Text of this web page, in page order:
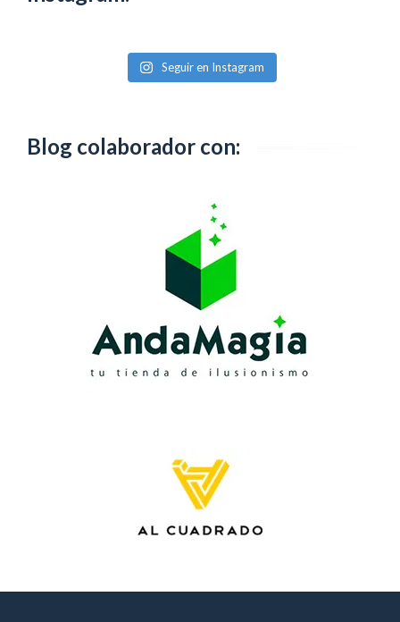
Seguir en Instagram
Blog colaborador con: